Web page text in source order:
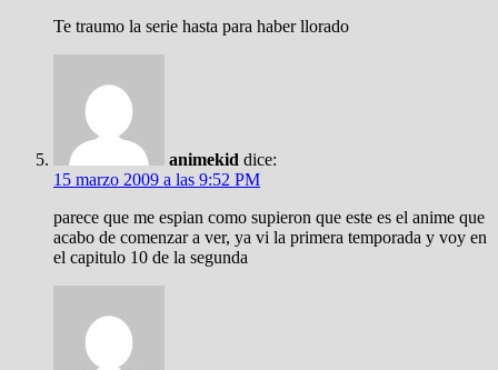
Te traumo la serie hasta para haber llorado
animekid dice:
15 marzo 2009 a las 9:52 PM
parece que me espian como supieron que este es el anime que
acabo de comenzar a ver, ya vi la primera temporada y voy en
el capitulo 10 de la segunda